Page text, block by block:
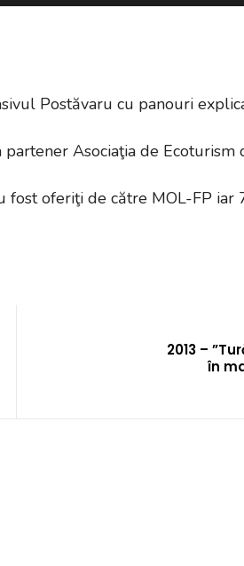
Postăvaru cu panouri
Asociaţia de Ecoturism
oferiţi de către MOL-FP iar
2013 –
în